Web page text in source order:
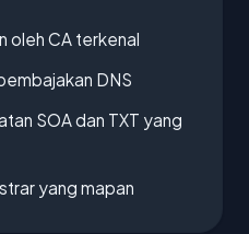
oleh CA terkenal
DNS
SOA dan TXT yang
yang mapan